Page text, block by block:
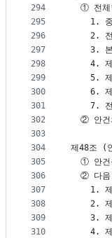
294
295
296
297
298
299
300
301
302
303
304
305
306
307
308
309
310
① 전체
1. 중
2.
3.
4.
5.
6.
7. 전
② 안건
제48조 (
① 안건
② 다음
1.
2.
3.
4.